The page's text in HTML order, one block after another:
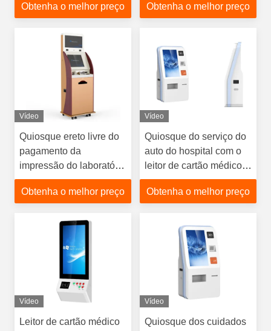
toque
Obtenha o melhor preço
para depositar
Obtenha o melhor preço
Vídeo
Quiosque ereto livre do
pagamento da
impressão do laboratório
do auto do hospital do
tela táctil 19 polegadas
Obtenha o melhor preço
Vídeo
Quiosque do serviço do
auto do hospital com o
leitor de cartão médico
Reports Printer do RFID
Obtenha o melhor preço
Vídeo
Leitor de cartão médico
Vídeo
Quiosque dos cuidados